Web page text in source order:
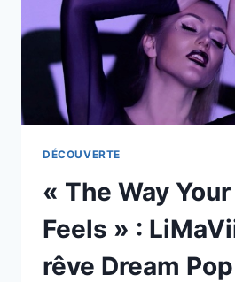
DÉCOUVERTE
« The Way
Feels » :
rêve Dream